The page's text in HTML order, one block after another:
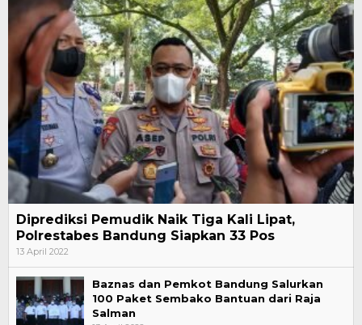
Diprediksi Pemudik Naik Tiga Kali Lipat,
Polrestabes Bandung Siapkan 33 Pos
13 April 2022
Baznas dan Pemkot Bandung Salurkan
100 Paket Sembako Bantuan dari Raja
Salman